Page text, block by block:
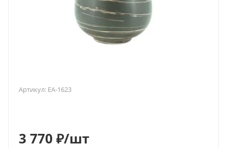
Артикул: EA-1623
3 770 ₽/шт